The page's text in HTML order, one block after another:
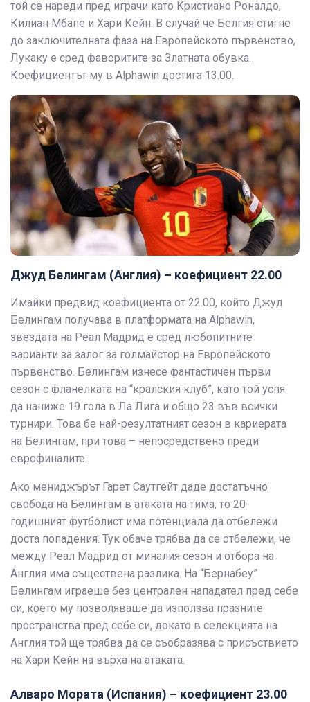
той се нареди пред играчи като Кристиано Роналдо,
Килиан Мбапе и Хари Кейн. В случай че Белгия стигне
до заключителната фаза на Европейското първенство,
Лукаку е сред фаворитите за Златната обувка.
Коефициентът му в Alphawin достига 13.00.
Джуд Белингам (Англия) – коефициент 22.00
Имайки предвид коефициента от 22.00, който Джуд
Белингам получава в платформата на Alphawin,
звездата на Реал Мадрид е сред любопитните
варианти за залог за голмайстор на Европейското
първенство. Белингам изнесе фантастичен първи
сезон с фланелката на “кралския клуб”, като той успя
да наниже 19 гола в Ла Лига и общо 23 във всички
турнири. Това бе най-резултатният сезон в кариерата
на Белингам, при това – непосредствено преди
еврофиналите.
Ако мениджърът Гарет Саутгейт даде достатъчно
свобода на Белингам в атаката на тима, то 20-
годишният футболист има потенциала да отбележи
доста попадения. Тук обаче трябва да се отбележи, че
между Реал Мадрид от миналия сезон и отбора на
Англия има съществена разлика. На “Бернабеу”
Белингам играеше без централен нападател пред себе
си, което му позволяваше да използва празните
пространства пред себе си, докато в селекцията на
Англия той ще трябва да се съобразява с присъствието
на Хари Кейн на върха на атаката.
Алваро Мората (Испания) – коефициент 23.00